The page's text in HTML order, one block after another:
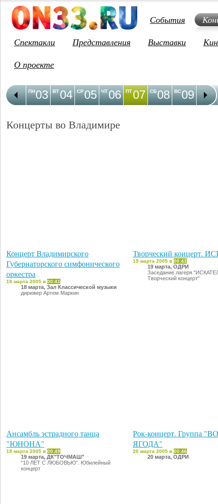
События
Спектакли
Представления Выставки
О проекте
03
ПН 04
ВТ 05
СР 06
ЧТ 07
ПТ 08
СБ 09
ВС 10
ПН
Концерты во Владимире
Концерт Владимирского
Губернаторского симфонического
оркестра
18 марта 2005 в 00:41
18 марта, Зал Классической музыки
дирижер Артем Маркин
Творческий концерт.
19 марта 2005 в 00:43
19 марта, ОДРИ
Заседание лагеря
Творческий концерт"
Ансамбль эстрадного танца
"ЮНОНА"
19 марта 2005 в 00:49
19 марта, ДК"ТОЧМАШ"
"10 ЛЕТ С ЛЮБОВЬЮ". Юбилейный
концерт
Рок-концерт. Группа
ЯГОДА"
20 марта 2005 в 00:46
20 марта, ОДРИ